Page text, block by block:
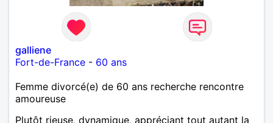
galliene
Fort-de-France - 60 ans
Femme divorcé(e) de 60 ans recherche rencontre
amoureuse
Plutôt rieuse, dynamique, appréciant tout autant la